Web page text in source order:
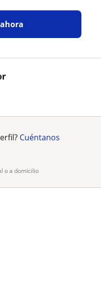
Cuéntanos
o a domicilio